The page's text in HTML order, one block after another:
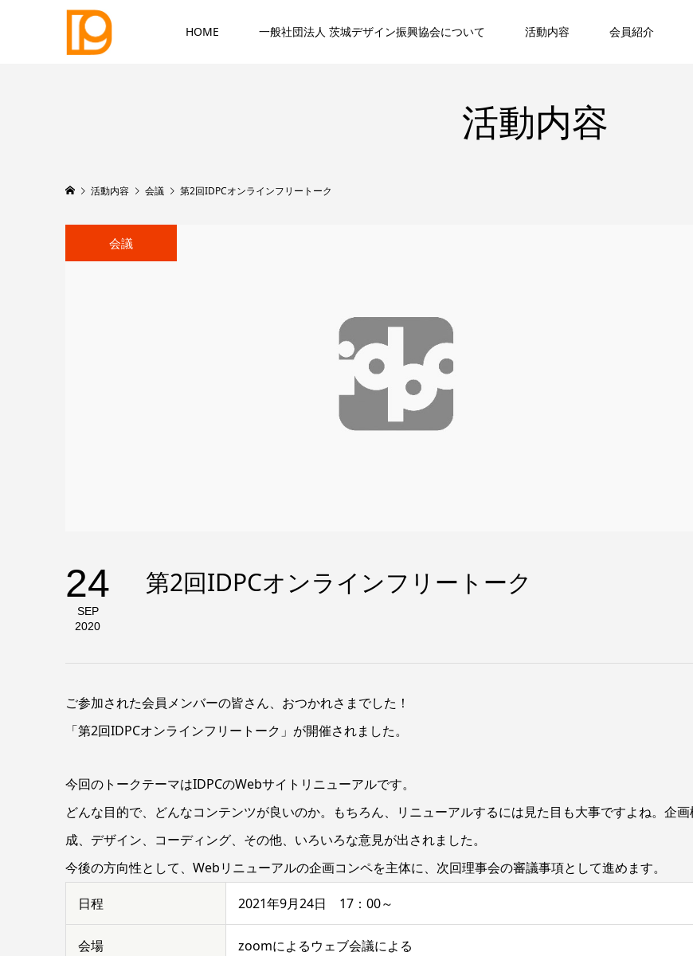
HOME 一般社団法人 茨城デザイン振興協会について 活動内容 会員紹介
活動内容
活動内容 会議 第2回IDPCオンラインフリートーク
会議
24
SEP
2020
第2回IDPCオンラインフリートーク
ご参加された会員メンバーの皆さん、おつかれさまでした！
「第2回IDPCオンラインフリートーク」が開催されました。
今回のトークテーマはIDPCのWebサイトリニューアルです。
どんな目的で、どんなコンテンツが良いのか。もちろん、リニューアルするには見た目も大事ですよね。企画
成、デザイン、コーディング、その他、いろいろな意見が出されました。
今後の方向性として、Webリニューアルの企画コンペを主体に、次回理事会の審議事項として進めます。
日程 2021年9月24日 17：00～
会場 zoomによるウェブ会議による